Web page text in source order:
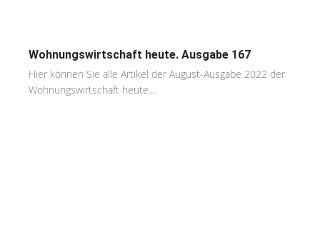
Wohnungswirtschaft heute. Ausgabe 167
Hier können Sie alle Artikel der August-Ausgabe 2022 der
Wohnungswirtschaft heute....